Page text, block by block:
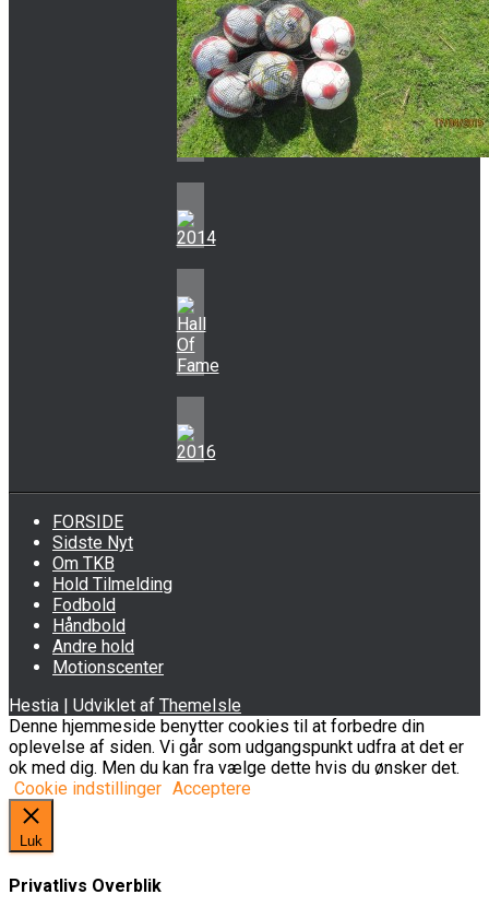
FORSIDE
Sidste Nyt
Om TKB
Hold Tilmelding
Fodbold
Håndbold
Andre hold
Motionscenter
Hestia | Udviklet af ThemeIsle
Denne hjemmeside benytter cookies til at forbedre din
oplevelse af siden. Vi går som udgangspunkt udfra at det er
ok med dig. Men du kan fra vælge dette hvis du ønsker det.
Cookie indstillinger Acceptere
Luk
Privatlivs Overblik